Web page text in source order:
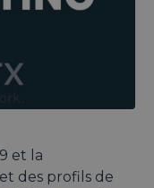
et la
des profils de